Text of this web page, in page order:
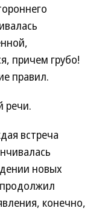
причем грубо!
правил.
речи.
встреча
новых
конечно,